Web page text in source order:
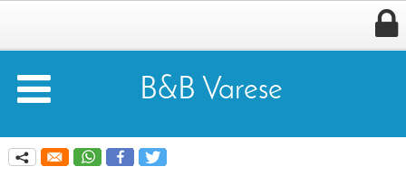

 B&B Varese
q